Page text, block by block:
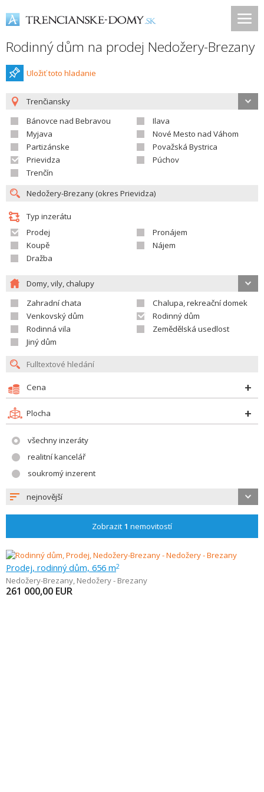
Rodinný dům na prodej Nedožery-Brezany
Uložiť toto hladanie
Trenčiansky
Bánovce nad Bebravou
Ilava
Myjava
Nové Mesto nad Váhom
Partizánske
Považská Bystrica
Prievidza
Púchov
Trenčín
Typ inzerátu
Prodej
Pronájem
Koupě
Nájem
Dražba
Domy, vily, chalupy
Zahradní chata
Chalupa, rekreační domek
Venkovský dům
Rodinný dům
Rodinná vila
Zemědělská usedlost
Jiný dům
Cena
Plocha
všechny inzeráty
realitní kancelář
soukromý inzerent
nejnovější
Zobrazit 1 nemovitostí
Prodej, rodinný dům, 656 m2
Nedožery-Brezany, Nedožery - Brezany
261 000,00 EUR